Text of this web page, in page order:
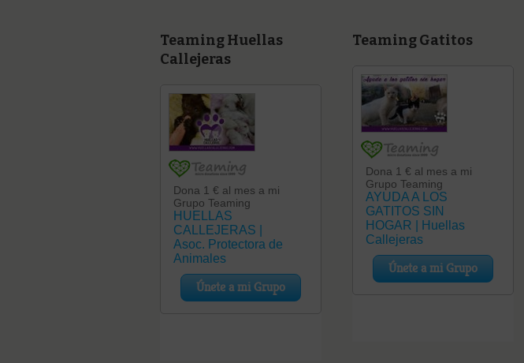
Teaming Huellas
Callejeras
Teaming Gatitos